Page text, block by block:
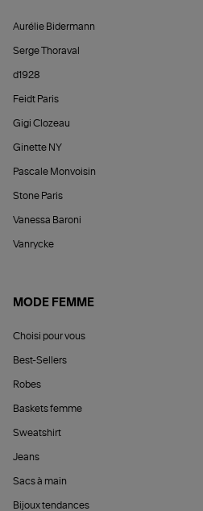
Aurélie Bidermann
Serge Thoraval
d1928
Feidt Paris
Gigi Clozeau
Ginette NY
Pascale Monvoisin
Stone Paris
Vanessa Baroni
Vanrycke
MODE FEMME
Choisi pour vous
Best-Sellers
Robes
Baskets femme
Sweatshirt
Jeans
Sacs à main
Bijoux tendances